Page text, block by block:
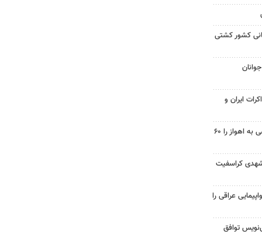
کشور کشتی
ایران و
احداث پل مسیر خسرج دسترسی به اهواز را ۶۰
کراسفیت
عراقی را
توافق